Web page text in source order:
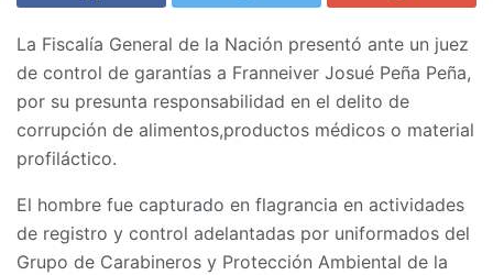
La Fiscalía General de la Nación presentó ante un juez
de control de garantías a Franneiver Josué Peña Peña,
por su presunta responsabilidad en el delito de
corrupción de alimentos,productos médicos o material
profiláctico.
El hombre fue capturado en flagrancia en actividades
de registro y control adelantadas por uniformados del
Grupo de Carabineros y Protección Ambiental de la